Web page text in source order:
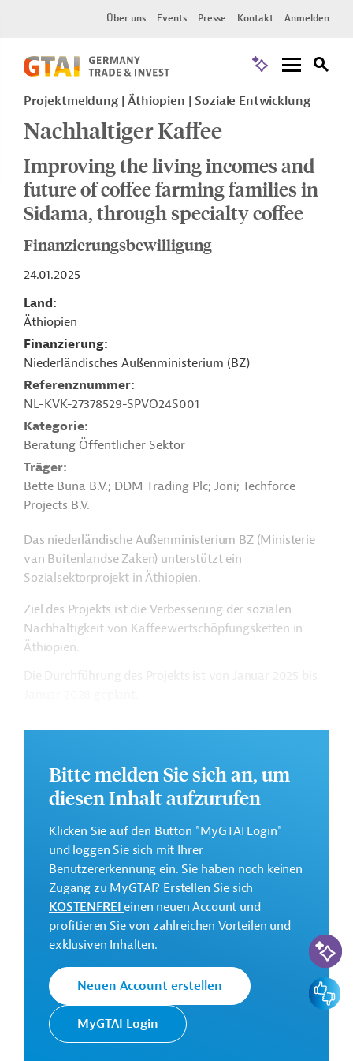
Über uns Events Presse Kontakt Anmelden
Projektmeldung Äthiopien Soziale Entwicklung
Nachhaltiger Kaffee
Improving the living incomes and
future of coffee farming families in
Sidama, through specialty coffee
Finanzierungsbewilligung
24.01.2025
Land
Äthiopien
Finanzierung
Niederländisches Außenministerium (BZ)
Referenznummer
NL-KVK-27378529-SPVO24S001
Kategorie
Beratung Öffentlicher Sektor
Träger
Bette Buna B.V.; DDM Trading Plc; Joni; Techforce
Projects B.V.
Das niederländische Außenministerium BZ (Ministerie
van Buitenlandse Zaken) unterstützt ein
Sozialsektorprojekt in Äthiopien.
Ziel des Projekts ist die Verbesserung der sozialen
Nachhaltigkeit von Kaffeewertschöpfungsketten in
Äthiopien.
Die Durchführung des Projekts ist von Januar 2025 bis
GTAI informiert über das BZ: Schwerpunkte, Regularien
und praktische Hinweise zur Geschäftsanbahnung.
0,5 Millionen Euro
Kontaktadressen
Außenministerium
Das Außenministerium der
Niederlande ist u.a. für die
internationale
Entwicklungszusammenarbeit
Bitte melden Sie sich an, um
diesen Inhalt aufzurufen
Klicken Sie auf den Button "MyGTAI Login"
und loggen Sie sich mit Ihrer
Benutzererkennung ein. Sie haben noch keinen
Zugang zu MyGTAI? Erstellen Sie sich
KOSTENFREIeinen neuen Account und
profitieren Sie von zahlreichen Vorteilen und
exklusiven Inhalten.
Neuen Account erstellen
MyGTAI Login
KI-